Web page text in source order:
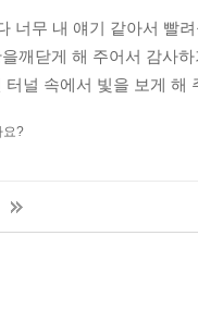
너무 내 얘기 같아서 빨
깨닫게 해 주어서 감사
터널 속에서 빛을 보게
요?